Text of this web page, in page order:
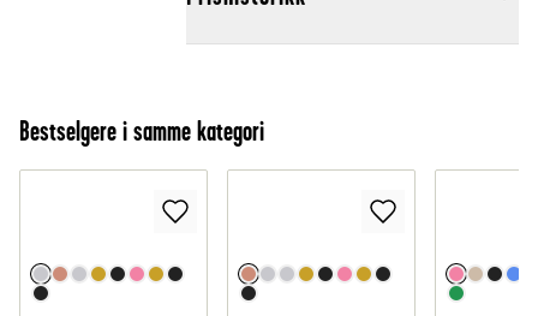
Bestselgere i samme kategori